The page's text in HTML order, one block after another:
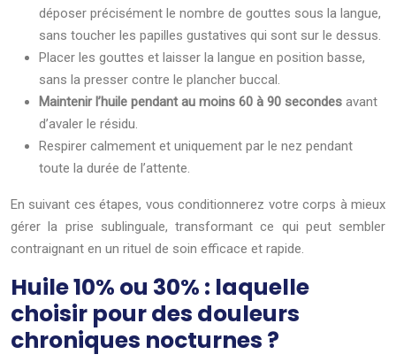
déposer précisément le nombre de gouttes sous la langue,
sans toucher les papilles gustatives qui sont sur le dessus.
Placer les gouttes et laisser la langue en position basse,
sans la presser contre le plancher buccal.
Maintenir l’huile pendant au moins 60 à 90 secondes avant
d’avaler le résidu.
Respirer calmement et uniquement par le nez pendant
toute la durée de l’attente.
En suivant ces étapes, vous conditionnerez votre corps à mieux
gérer la prise sublinguale, transformant ce qui peut sembler
contraignant en un rituel de soin efficace et rapide.
Huile 10% ou 30% : laquelle
choisir pour des douleurs
chroniques nocturnes ?